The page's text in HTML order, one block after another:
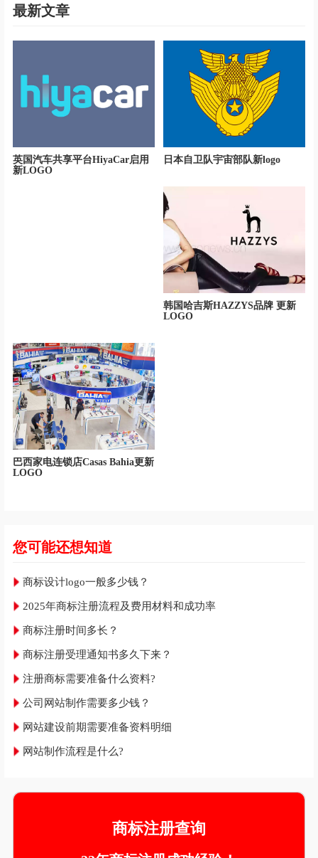
最新文章
英国汽车共享平台HiyaCar启用
新LOGO
日本自卫队宇宙部队新logo
韩国哈吉斯HAZZYS品牌 更新
LOGO
巴西家电连锁店Casas Bahia更新
LOGO
您可能还想知道
商标设计logo一般多少钱？
2025年商标注册流程及费用材料和成功率
商标注册时间多长？
商标注册受理通知书多久下来？
注册商标需要准备什么资料?
公司网站制作需要多少钱？
网站建设前期需要准备资料明细
网站制作流程是什么?
商标注册查询